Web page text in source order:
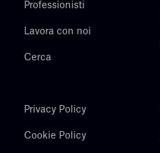
Professionisti
Lavora con noi
Cerca
Privacy Policy
Cookie Policy